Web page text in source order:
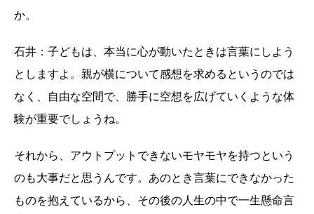
か。
石井：子どもは、本当に心が動いたときは言葉にしよう
としますよ。親が横について感想を求めるというのでは
なく、自由な空間で、勝手に空想を広げていくような体
験が重要でしょうね。
それから、アウトプットできないモヤモヤを持つという
のも大事だと思うんです。あのとき言葉にできなかった
ものを抱えているから、その後の人生の中で一生懸命言